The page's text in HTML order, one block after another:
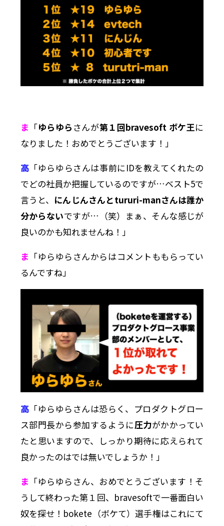
ま 「ゆらゆら さんが第１回bravesoft ボケ王に
なりました！おめでとうございます！」
高 「ゆらゆらさんは事前にIDを教えてくれたの
でどの社員か把握しているのですが…ベスト5で
言うと、 にんじんさんとtururi-manさんは誰か
分からないですが…（笑）まぁ、そんな感じが
良いのかも知れませんね！」
ま 「ゆらゆらさんからはコメントももらってい
るんですね」
高 「ゆらゆらさんは恐らく、プロダクトグロー
ス部門長から参加するように圧力がかかってい
たと思いますので、しっかり期待に応えられて
良かったのはでは無いでしょうか！」
ま 「ゆらゆらさん、おめでとうございます！そ
うして終わった第１回、bravesoftで一番面白い
奴を探せ！bokete（ボケて）選手権はこれにて